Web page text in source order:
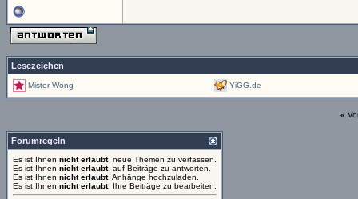
Lesezeichen
Mister Wong YiGG.de
«
Forumregeln
Es ist Ihnen nicht erlaubt, neue Themen zu verfassen.
Es ist Ihnen nicht erlaubt, auf Beiträge zu antworten.
Es ist Ihnen nicht erlaubt, Anhänge hochzuladen.
Es ist Ihnen nicht erlaubt, Ihre Beiträge zu bearbeiten.